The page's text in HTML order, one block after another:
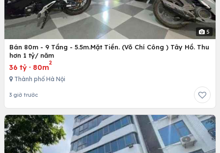
5
Bán 80m - 9 Tầng - 5.5m.Mặt Tiền. (Võ Chí Công ) Tây Hồ. Thu
hơn 1 tỷ/ năm
36 tỷ · 80m
2
Thành phố Hà Nội
3 giờ trước